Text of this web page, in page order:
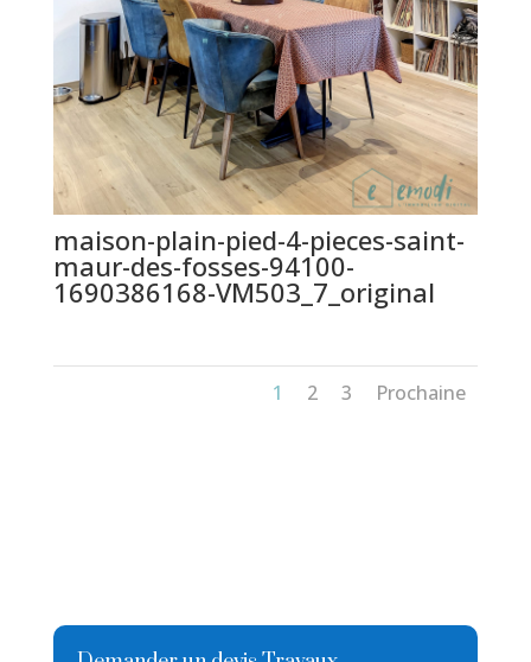
maison-plain-pied-4-pieces-saint-
maur-des-fosses-94100-
1690386168-VM503_7_original
1 2 3 Prochaine